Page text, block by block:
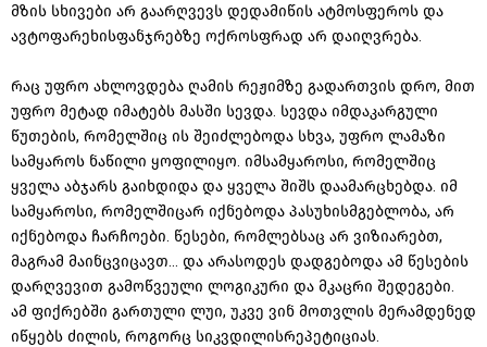
მზის სხივები არ გაარღვევს დედამიწის ატმოსფეროს და
ავტოფარეხისფანჯრებზე ოქროსფრად არ დაიღვრება.
რაც უფრო ახლოვდება ღამის რეჟიმზე გადართვის დრო, მით
უფრო მეტად იმატებს მასში სევდა. სევდა იმდაკარგული
წუთების, რომელშიც ის შეიძლებოდა სხვა, უფრო ლამაზი
სამყაროს ნაწილი ყოფილიყო. იმსამყაროსი, რომელშიც
ყველა აბჯარს გაიხდიდა და ყველა შიშს დაამარცხებდა. იმ
სამყაროსი, რომელშიცარ იქნებოდა პასუხისმგებლობა, არ
იქნებოდა ჩარჩოები. წესები, რომლებსაც არ ვიზიარებთ,
მაგრამ მაინცვიცავთ... და არასოდეს დადგებოდა ამ წესების
დარღვევით გამოწვეული ლოგიკური და მკაცრი შედეგები.
ამ ფიქრებში გართული ლუი, უკვე ვინ მოთვლის მერამდენედ
იწყებს ძილის, როგორც სიკვდილისრეპეტიციას.